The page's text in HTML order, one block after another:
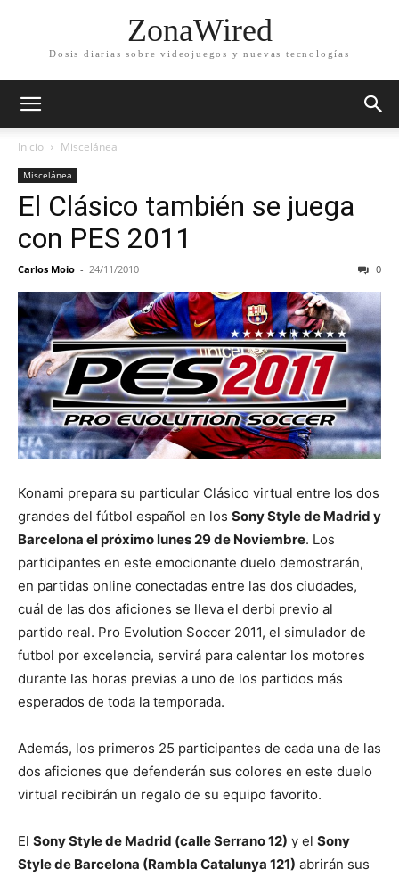
ZonaWired
Dosis diarias sobre videojuegos y nuevas tecnologías
Inicio Miscelánea
Miscelánea
El Clásico también se juega
con PES 2011
Carlos Moio - 24/11/2010 0
Konami prepara su particular Clásico virtual entre los dos
grandes del fútbol español en los Sony Style de Madrid y
Barcelona el próximo lunes 29 de Noviembre. Los
participantes en este emocionante duelo demostrarán,
en partidas online conectadas entre las dos ciudades,
cuál de las dos aficiones se lleva el derbi previo al
partido real. Pro Evolution Soccer 2011, el simulador de
futbol por excelencia, servirá para calentar los motores
durante las horas previas a uno de los partidos más
esperados de toda la temporada.
Además, los primeros 25 participantes de cada una de las
dos aficiones que defenderán sus colores en este duelo
virtual recibirán un regalo de su equipo favorito.
El Sony Style de Madrid (calle Serrano 12) y el Sony
Style de Barcelona (Rambla Catalunya 121) abrirán sus